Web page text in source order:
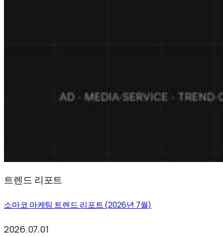
트렌드 리포트
소마코 마케팅 트렌드 리포트 (2026년 7월)
2026.07.01